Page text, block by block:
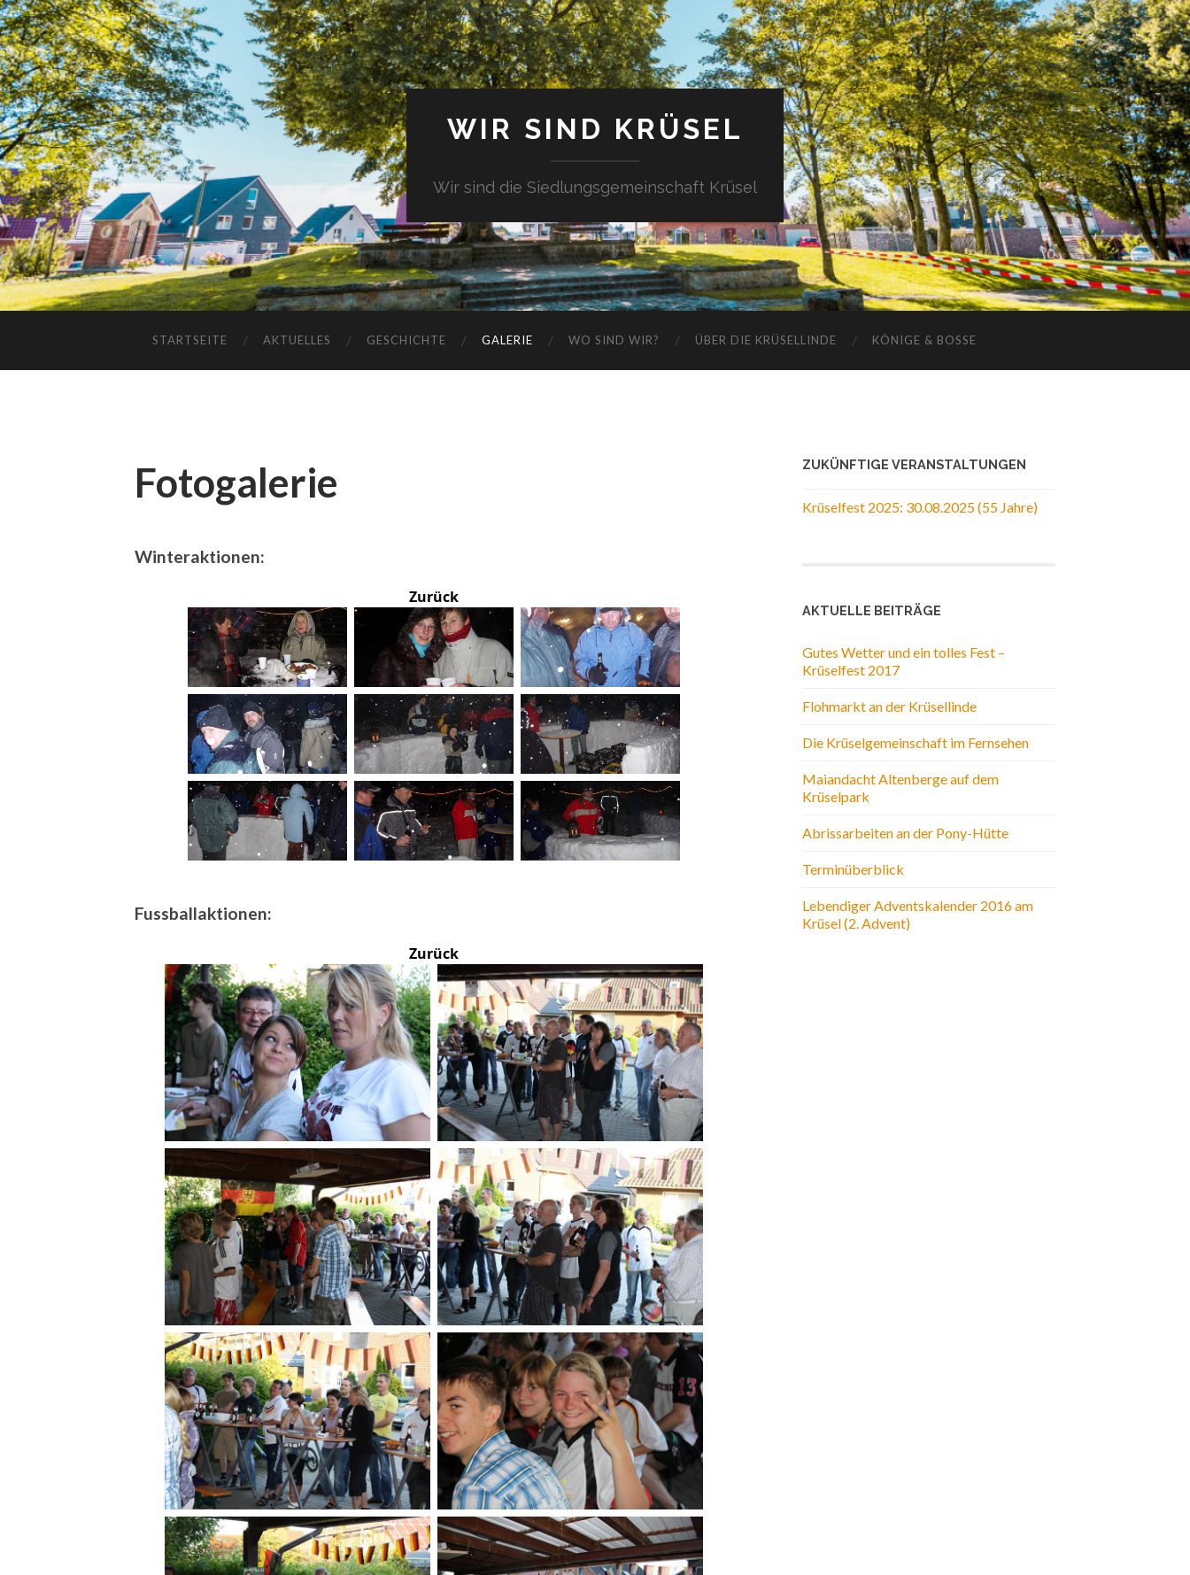
WIR SIND KRÜSEL
Wir sind die Siedlungsgemeinschaft Krüsel
STARTSEITE AKTUELLES GESCHICHTE GALERIE WO SIND WIR? ÜBER DIE KRÜSELLINDE KÖNIGE & BOSSE
Fotogalerie
Winteraktionen:
Zurück
Fussballaktionen:
Zurück
ZUKÜNFTIGE VERANSTALTUNGEN
Krüselfest 2025: 30.08.2025 (55 Jahre)
AKTUELLE BEITRÄGE
Gutes Wetter und ein tolles Fest –
Krüselfest 2017
Flohmarkt an der Krüsellinde
Die Krüselgemeinschaft im Fernsehen
Maiandacht Altenberge auf dem
Krüselpark
Abrissarbeiten an der Pony-Hütte
Terminüberblick
Lebendiger Adventskalender 2016 am
Krüsel (2. Advent)